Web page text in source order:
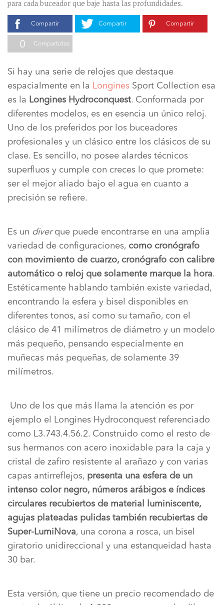
para cada buceador que baje hasta las profundidades.
Compartir Compartir Compartir
0 Compartidos
Si hay una serie de relojes que destaque
espacialmente en la
Longines Sport Collection esa
es la Longines Hydroconquest. Conformada por
diferentes modelos, es en esencia un único reloj.
Uno de los preferidos por los buceadores
profesionales y un clásico entre los clásicos de su
clase. Es sencillo, no posee alardes técnicos
superfluos y cumple con creces lo que promete:
ser el mejor aliado bajo el agua en cuanto a
precisión se refiere.
Es un diverque puede encontrarse en una amplia
variedad de configuraciones, como cronógrafo
con movimiento de cuarzo, cronógrafo con calibre
automático o reloj que solamente marque la hora.
Estéticamente hablando también existe variedad,
encontrando la esfera y bisel disponibles en
diferentes tonos, así como su tamaño, con el
clásico de 41 milímetros de diámetro y un modelo
más pequeño, pensando especialmente en
muñecas más pequeñas, de solamente 39
milímetros.
Uno de los que más llama la atención es por
ejemplo el Longines Hydroconquest referenciado
como L3.743.4.56.2. Construido como el resto de
sus hermanos con acero inoxidable para la caja y
cristal de zafiro resistente al arañazo y con varias
capas antirreflejos, presenta una esfera de un
intenso color negro, números arábigos e índices
circulares recubiertos de material luminiscente,
agujas plateadas pulidas también recubiertas de
Super-LumiNova, una corona a rosca, un bisel
giratorio unidireccional y una estanqueidad hasta
30 bar.
Esta versión, que tiene un precio recomendado de